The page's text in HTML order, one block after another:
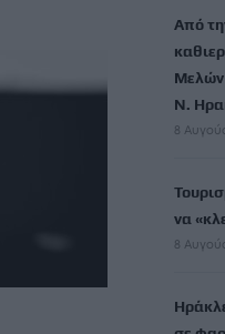
Από
Μελών
Ν.
8
να
8